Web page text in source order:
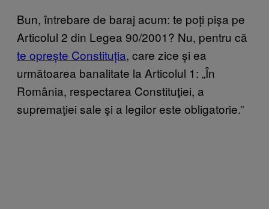
Bun, întrebare de baraj acum: te poți pișa pe
Articolul 2 din Legea 90/2001? Nu, pentru că
te oprește Constituția, care zice și ea
următoarea banalitate la Articolul 1: „În
România, respectarea Constituţiei, a
supremaţiei sale şi a legilor este obligatorie.”